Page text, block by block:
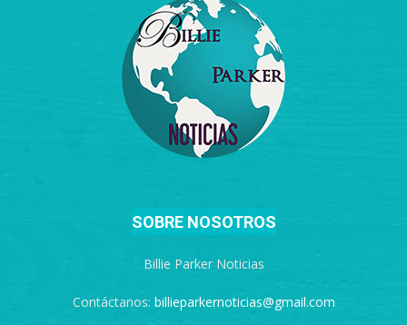
SOBRE NOSOTROS
Billie Parker Noticias
Contáctanos: billieparkernoticias@gmail.com